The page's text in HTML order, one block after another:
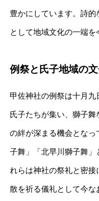
豊かにしています。詩
として地域文化の一端を
例祭と氏子地域の
甲佐神社の例祭は十月
氏子たちが集い、獅子
の絆が深まる機会とな
子舞」「北早川獅子舞」
れらは神社の祭礼と密接
散を祈る儀礼として今な